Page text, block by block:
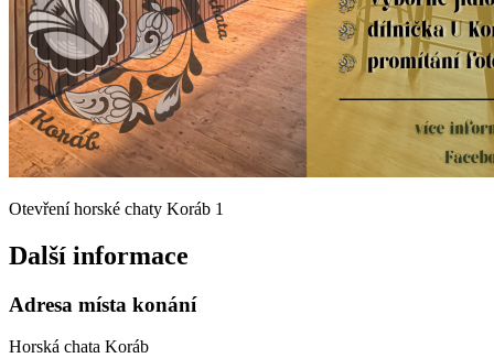
Otevření horské chaty Koráb 1
Další informace
Adresa místa konání
Horská chata Koráb